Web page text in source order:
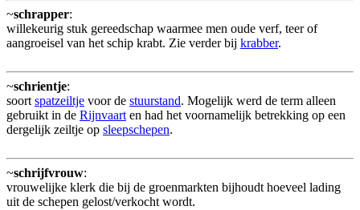
~schrapper:
willekeurig stuk gereedschap waarmee men oude verf, teer of
aangroeisel van het schip krabt. Zie verder bij krabber.
~schrientje:
soort spatzeiltje voor de stuurstand. Mogelijk werd de term alleen
gebruikt in de Rijnvaart en had het voornamelijk betrekking op een
dergelijk zeiltje op sleepschepen.
~schrijfvrouw:
vrouwelijke klerk die bij de groenmarkten bijhoudt hoeveel lading
uit de schepen gelost/verkocht wordt.